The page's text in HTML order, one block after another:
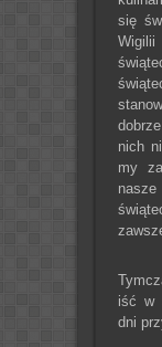
się
nich
my
iść w
dni